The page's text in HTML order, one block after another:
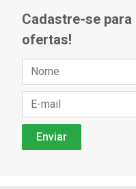
Cadastre-se
ofertas!